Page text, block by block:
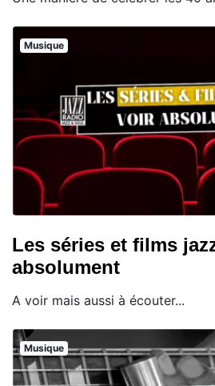
Musique
Les séries et films
absolument
A voir mais aussi à écouter...
Musique